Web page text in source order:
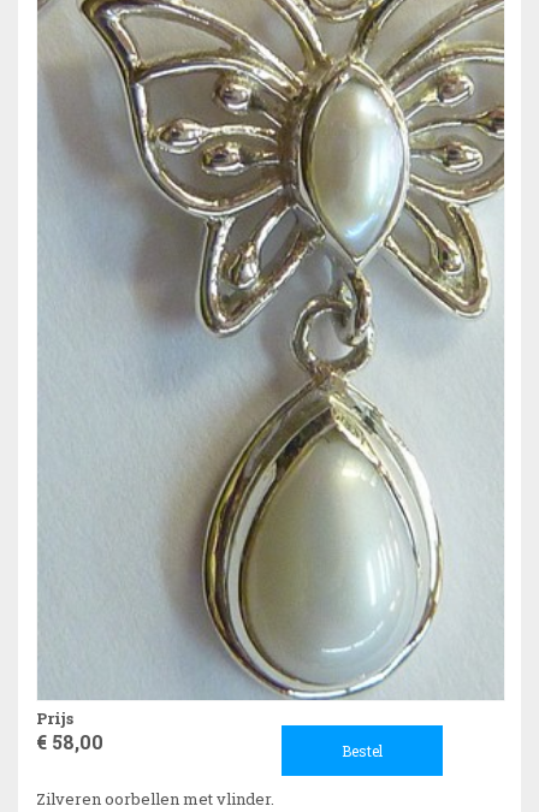
Prijs
€ 58,00 Bestel
Zilveren oorbellen met vlinder.